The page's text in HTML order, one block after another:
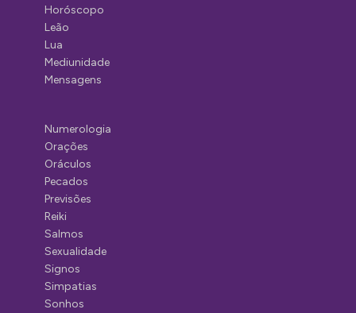
Horóscopo
Leão
Lua
Mediunidade
Mensagens
Numerologia
Orações
Oráculos
Pecados
Previsões
Reiki
Salmos
Sexualidade
Signos
Simpatias
Sonhos